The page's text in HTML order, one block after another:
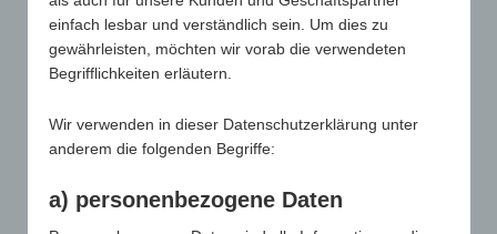
Betreiber der Seiten verantwortlich. Die verlinkten
Seiten wurden zum Zeitpunkt der Verlinkung auf
mögliche Rechtsverstöße überprüft. Rechtswidrige
erkennbar. Eine permanente inhaltliche Kontrolle
der verlinkten Seiten ist jedoch ohne konkrete
zumutbar. Bei Bekanntwerden von
einfach lesbar und verständlich sein. Um dies zu
gewährleisten, möchten wir vorab die verwendeten
Begrifflichkeiten erläutern.
Wir verwenden in dieser Datenschutzerklärung unter
anderem die folgenden Begriffe:
a) personenbezogene Daten